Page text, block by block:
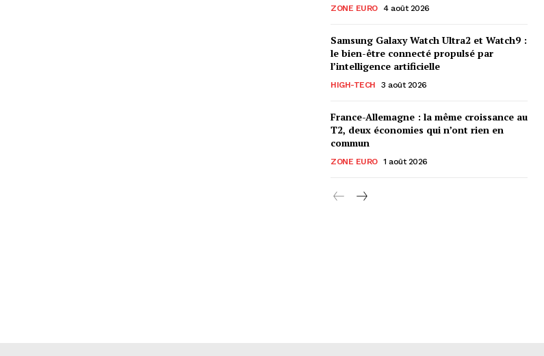
ZONE EURO 4 août 2026
Samsung Galaxy Watch Ultra2 et Watch9 :
le bien-être connecté propulsé par
l’intelligence artificielle
HIGH-TECH 3 août 2026
France-Allemagne : la même croissance au
T2, deux économies qui n’ont rien en
commun
ZONE EURO 1 août 2026